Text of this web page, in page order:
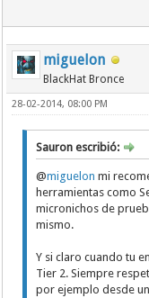
miguelon
BlackHat Bronce
28-02-2014, 08:00 PM
Sauron escribió:
@miguelon mi
herramientas como
micronichos de
mismo.
Y si claro cuando tu
Tier 2. Siempre
por ejemplo desde